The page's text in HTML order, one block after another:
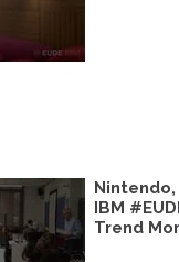
Nintendo,
IBM
Trend